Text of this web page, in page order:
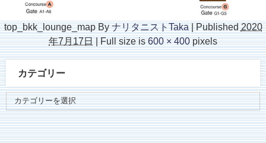
top_bkk_lounge_map By ナリタニストTaka | Published 2020
年7月17日 |Full size is600 × 400pixels
カテゴリー